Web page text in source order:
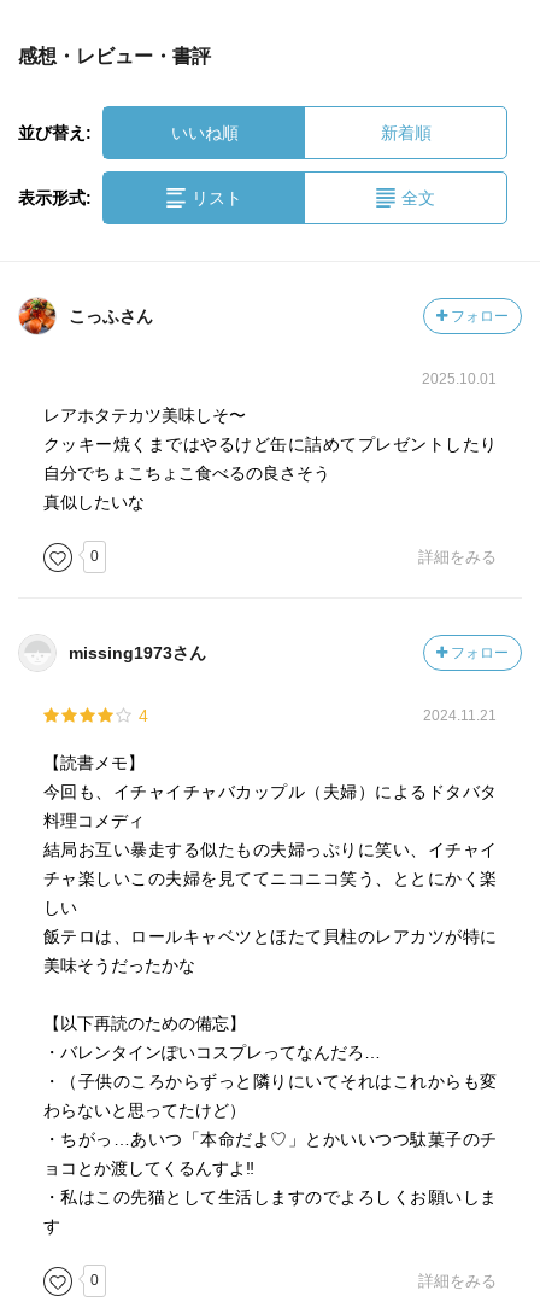
感想・レビュー・書評
並び替え: いいね順 新着順
表示形式: リスト 全文
こっふさん フォロー
2025.10.01
レアホタテカツ美味しそ〜
クッキー焼くまではやるけど缶に詰めてプレゼントしたり
自分でちょこちょこ食べるの良さそう
真似したいな
0 詳細をみる
missing1973さん フォロー
4 2024.11.21
【読書メモ】
今回も、イチャイチャバカップル（夫婦）によるドタバタ
料理コメディ
結局お互い暴走する似たもの夫婦っぷりに笑い、イチャイ
チャ楽しいこの夫婦を見ててニコニコ笑う、ととにかく楽
しい
飯テロは、ロールキャベツとほたて貝柱のレアカツが特に
美味そうだったかな
【以下再読のための備忘】
・バレンタインぽいコスプレってなんだろ…
・（子供のころからずっと隣りにいてそれはこれからも変
わらないと思ってたけど）
・ちがっ…あいつ「本命だよ♡」とかいいつつ駄菓子のチ
ョコとか渡してくるんすよ‼️
・私はこの先猫として生活しますのでよろしくお願いしま
す
0 詳細をみる